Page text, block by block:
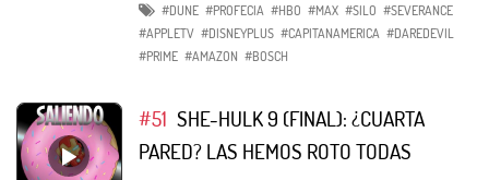
#DUNE #PROFECIA #HBO #MAX #SILO #SEVERANCE
#APPLETV #DISNEYPLUS #CAPITANAMERICA #DAREDEVIL
#PRIME #AMAZON #BOSCH
#51 SHE-HULK 9 (FINAL): ¿CUARTA
PARED? LAS HEMOS ROTO TODAS